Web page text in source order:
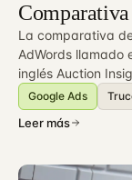
Comparativa
La comparativa
AdWords llamado
inglés Auction
Google Ads
Leer más